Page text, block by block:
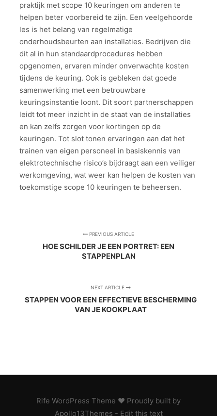
praktijk met scope 10 keuringen om anderen te
helpen beter voorbereid te zijn. Een veelgehoorde
les is het belang van regelmatige
onderhoudsbeurten aan installaties. Bedrijven die
dit al in hun standaardprocedures hebben
opgenomen, ervaren minder onverwachte kosten
tijdens de keuring. Ook is gebleken dat goede
samenwerking met een betrouwbare
keuringsinstantie loont. Dit soort partnerschappen
leidt tot meer inzicht in de staat van de installaties
en kan zelfs zorgen voor kortingen op de
keuringen. Tot slot tonen ervaringen aan dat het
trainen van eigen personeel in basiskennis van
elektrotechnische risico’s bijdraagt aan een veiliger
werkomgeving, wat weer kan helpen de kosten van
toekomstige scope 10 keuringen te beheersen.
PREVIOUS ARTICLE
HOE SCHILDER JE EEN PORTRET: EEN
STAPPENPLAN
NEXT ARTICLE
STAPPEN VOOR EEN EFFECTIEVE BESCHERMING
VAN JE KOOKPLAAT
Rife WordPress Theme ♥ Proudly built by
Apollo13Themes - Edit this text